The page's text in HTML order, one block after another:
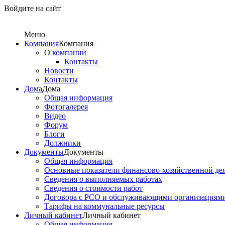
Войдите на сайт
Меню
КомпанияКомпания
О компании
Контакты
Новости
Контакты
ДомаДома
Общая информация
Фотогалерея
Видео
Форум
Блоги
Должники
ДокументыДокументы
Общая информация
Основные показатели финансово-хозяйственной
Сведения о выполняемых работах
Сведения о стоимости работ
Договора с РСО и обслуживающими
Тарифы на коммунальные ресурсы
Личный кабинетЛичный кабинет